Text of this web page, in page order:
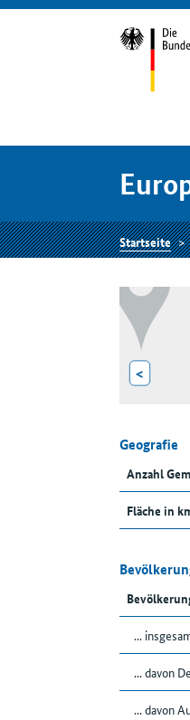
Startseite
<
Geografie
Anzahl
Fläche in
...
... davon
... davon